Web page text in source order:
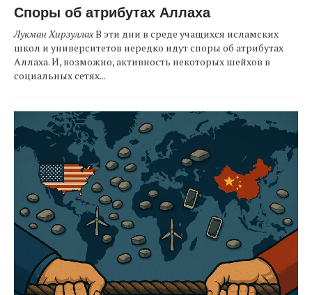
Споры об атрибутах Аллаха
Лукман ХирзуллахВ эти дни в среде учащихся исламских
школ и университетов нередко идут споры об атрибутах
Аллаха. И, возможно, активность некоторых шейхов в
социальных сетях...